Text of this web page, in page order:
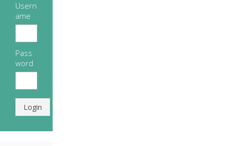
Usern
ame
Pass
word
Login